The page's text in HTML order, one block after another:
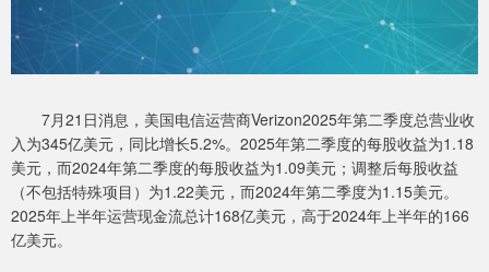
7月21日消息，美国电信运营商Verizon2025年第二季度总营业收
入为345亿美元，同比增长5.2%。2025年第二季度的每股收益为1.18
美元，而2024年第二季度的每股收益为1.09美元；调整后每股收益
（不包括特殊项目）为1.22美元，而2024年第二季度为1.15美元。
2025年上半年运营现金流总计168亿美元，高于2024年上半年的166
亿美元。